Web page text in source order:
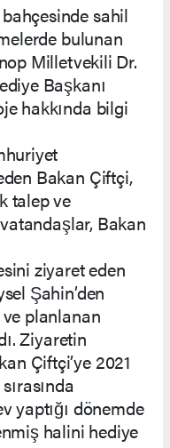
sahil
bulunan
Milletvekili Dr.
Başkanı
hakkında bilgi
Bakan Çiftçi,
talep ve
Bakan
ziyaret eden
Şahin’den
planlanan
Ziyaretin
Çiftçi’ye 2021
yaptığı dönemde
halini hediye